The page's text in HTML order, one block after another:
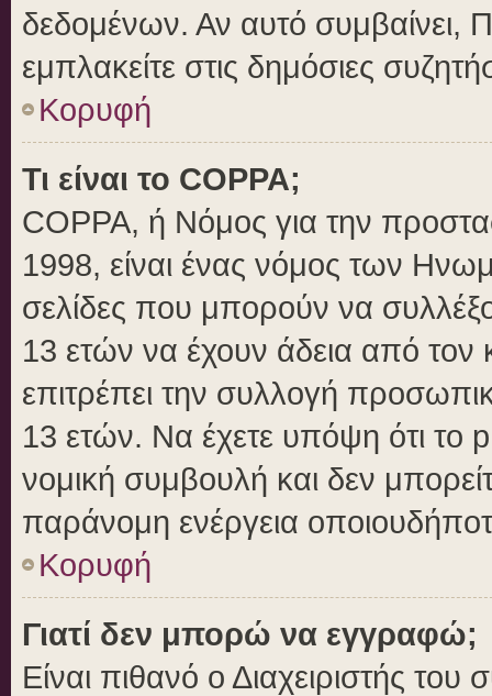
δεδομένων. Αν αυτό συμβαίνει,
εμπλακείτε στις δημόσιες
Κορυφή
Τι είναι το COPPA;
COPPA, ή Νόμος για την
1998, είναι ένας νόμος των
σελίδες που μπορούν να
13 ετών να έχουν άδεια από τον
επιτρέπει την συλλογή
13 ετών. Να έχετε υπόψη ότι το
νομική συμβουλή και δεν
παράνομη ενέργεια
Κορυφή
Γιατί δεν μπορώ να εγγραφώ;
Είναι πιθανό ο Διαχειριστής του